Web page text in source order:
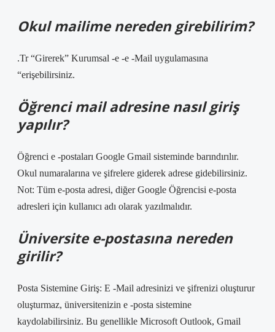
Okul mailime nereden girebilirim?
.Tr “Girerek” Kurumsal -e -e -Mail uygulamasına
“erişebilirsiniz.
Öğrenci mail adresine nasıl giriş
yapılır?
Öğrenci e -postaları Google Gmail sisteminde barındırılır.
Okul numaralarına ve şifrelere giderek adrese gidebilirsiniz.
Not: Tüm e-posta adresi, diğer Google Öğrencisi e-posta
adresleri için kullanıcı adı olarak yazılmalıdır.
Üniversite e-postasına nereden
girilir?
Posta Sistemine Giriş: E -Mail adresinizi ve şifrenizi oluşturur
oluşturmaz, üniversitenizin e -posta sistemine
kaydolabilirsiniz. Bu genellikle Microsoft Outlook, Gmail